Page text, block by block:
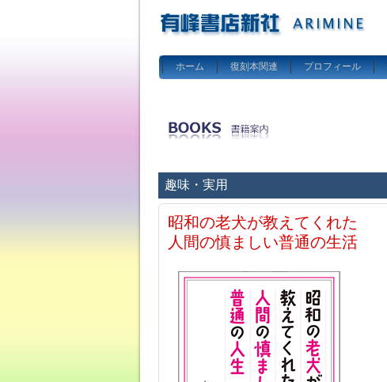
ホーム 復刻本関連 プロフィール
趣味・実用
昭和の老犬が教えてくれた
人間の慎ましい普通の生活